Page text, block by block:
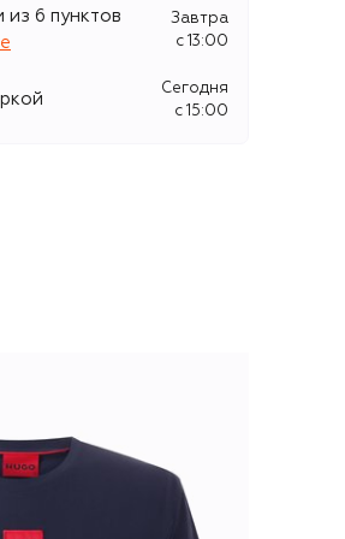
из 6 пунктов
Завтра
c 13:00
Сегодня
c 15:00